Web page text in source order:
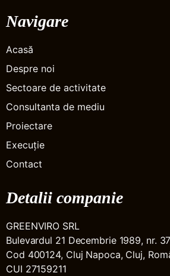
Navigare
Acasă
Despre noi
Sectoare de activitate
Consultanta de mediu
Proiectare
Execuție
Contact
Detalii companie
GREENVIRO SRL
Bulevardul 21 Decembrie 1989, nr. 37
Cod 400124, Cluj Napoca, Cluj,
CUI 27159211